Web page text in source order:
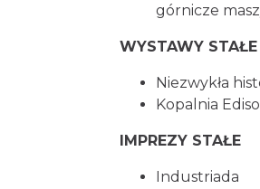
górnicze
WYSTAWY STAŁE
Niezwykła
Kopalnia
IMPREZY STAŁE
Industriada